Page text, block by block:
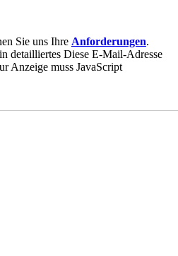
Sie uns Ihre Anforderungen.
detailliertes Diese E-Mail-Adresse
Anzeige muss JavaScript